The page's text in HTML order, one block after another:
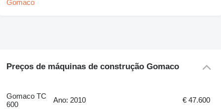
Preços de máquinas de construção Gomaco
Gomaco TC
600
Ano: 2010 € 47.600